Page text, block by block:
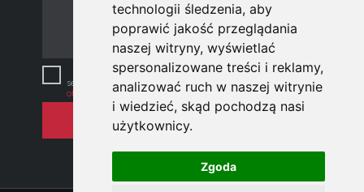
technologii śledzenia, aby
poprawić jakość przeglądania
naszej witryny, wyświetlać
spersonalizowane treści i reklamy,
analizować ruch w naszej witrynie
i wiedzieć, skąd pochodzą nasi
użytkownicy.
Zgoda
technologii śledzenia, aby
poprawić jakość przeglądania
naszej witryny, wyświetlać
spersonalizowane treści i reklamy,
analizować ruch w naszej witrynie
i wiedzieć, skąd pochodzą nasi
użytkownicy.
Zgoda
We respect your privacy. By
sending an email, you agree tothe policy
of the company.